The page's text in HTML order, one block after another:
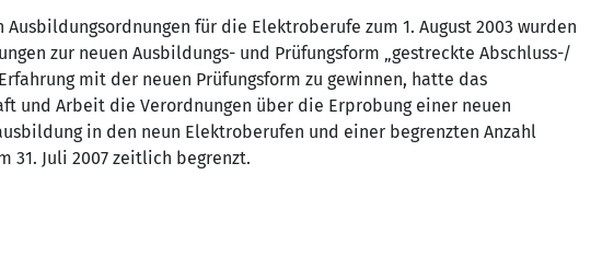
für die Elektroberufe zum 1. August 2003 wurden
zur neuen Ausbildungs- und Prüfungsform „gestreckte Abschluss-/
mit der neuen Prüfungsform zu gewinnen, hatte das
und Arbeit die Verordnungen über die Erprobung einer neuen
in den neun Elektroberufen und einer begrenzten Anzahl
31. Juli 2007 zeitlich begrenzt.